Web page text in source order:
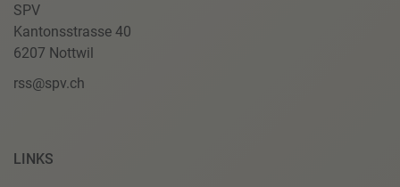
SPV
Kantonsstrasse 40
6207 Nottwil
rss@spv.ch
LINKS